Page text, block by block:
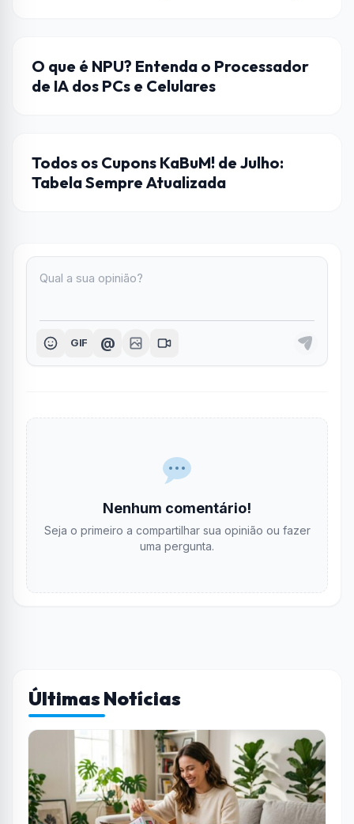
HARDWARE
O que é NPU? Entenda o Processador
de IA dos PCs e Celulares
CUPONS DE DESCONTO
Todos os Cupons KaBuM! de Julho:
Tabela Sempre Atualizada
GIF @
Nenhum comentário!
Seja o primeiro a compartilhar sua opinião ou fazer
uma pergunta.
Últimas Notícias